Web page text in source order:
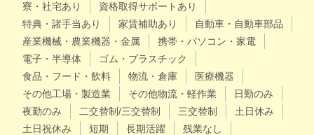
寮・社宅あり
資格取得サポートあり
特典・諸手当あり
家賃補助あり
自動車・自動車部品
産業機械・農業機器・金属
携帯・パソコン・家電
電子・半導体
ゴム・プラスチック
食品・フード・飲料
物流・倉庫
医療機器
その他工場・製造業
その他物流・軽作業
日勤のみ
夜勤のみ
二交替制/三交替制 三交替制
土日休み
土日祝休み
短期 長期活躍
残業なし